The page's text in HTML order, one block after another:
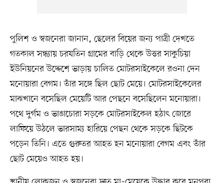
পুলিশ ও স্বজনেরা জানান, ছেলের বিয়ের জন্য পাত্রী দেখতে
গতকাল সন্ধ্যায় চরযতিন গ্রামের বাড়ি থেকে উত্তর সাকুচিয়া
ইউনিয়নের উদ্দেশে ভাড়ায় চালিত মোটরসাইকেলে রওনা দেন
মনোয়ারা বেগম। তাঁর সঙ্গে ছিল ছোট মেয়ে। মোটরসাইকেলের
মাঝখানে বসেছিল মেয়েটি আর পেছনে বসেছিলেন মনোয়ারা।
পথে দুর্গম ও ভাঙাচোরা সড়কে মোটরসাইকেল হঠাৎ জোরে
লাফিয়ে উঠলে ভারসাম্য হারিয়ে পেছন থেকে সড়কে ছিটকে
পড়েন তিনি। এতে গুরুতর আহত হন মনোয়ারা বেগম এবং তাঁর
ছোট মেয়েও আহত হয়।